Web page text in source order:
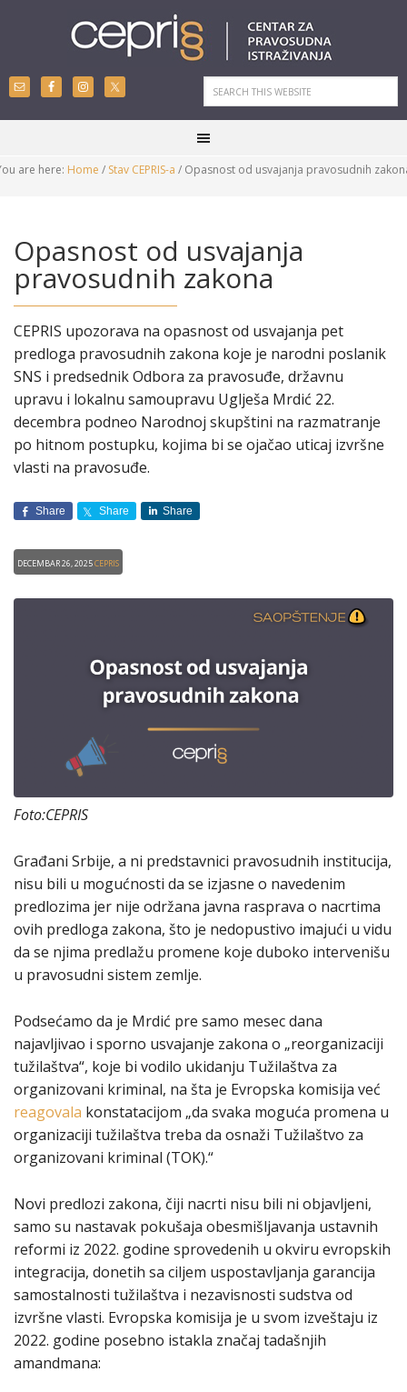
are here: Home / Stav CEPRIS-a / Opasnost od usvajanja pravosudnih
Opasnost od usvajanja
pravosudnih zakona
CEPRIS upozorava na opasnost od usvajanja pet
predloga pravosudnih zakona koje je narodni poslanik
SNS i predsednik Odbora za pravosuđe, državnu
upravu i lokalnu samoupravu Uglješa Mrdić 22.
decembra podneo Narodnoj skupštini na razmatranje
po hitnom postupku, kojima bi se ojačao uticaj izvršne
vlasti na pravosuđe.
Share Share Share
Decembar 26, 2025CEPRIS
Foto:CEPRIS
Građani Srbije, a ni predstavnici pravosudnih institucija,
nisu bili u mogućnosti da se izjasne o navedenim
predlozima jer nije održana javna rasprava o nacrtima
ovih predloga zakona, što je nedopustivo imajući u vidu
da se njima predlažu promene koje duboko intervenišu
u pravosudni sistem zemlje.
Podsećamo da je Mrdić pre samo mesec dana
najavljivao i sporno usvajanje zakona o „reorganizaciji
tužilaštva“, koje bi vodilo ukidanju Tužilaštva za
organizovani kriminal, na šta je Evropska komisija već
reagovala konstatacijom „da svaka moguća promena u
organizaciji tužilaštva treba da osnaži Tužilaštvo za
organizovani kriminal (TOK).“
Novi predlozi zakona, čiji nacrti nisu bili ni objavljeni,
samo su nastavak pokušaja obesmišljavanja ustavnih
reformi iz 2022. godine sprovedenih u okviru evropskih
integracija, donetih sa ciljem uspostavljanja garancija
samostalnosti tužilaštva i nezavisnosti sudstva od
izvršne vlasti. Evropska komisija je u svom izveštaju iz
2022. godine posebno istakla značaj tadašnjih
amandmana: